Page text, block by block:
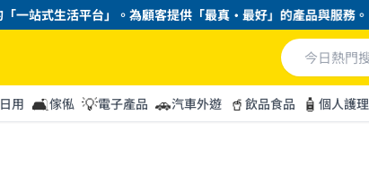
站式生活平台」。為顧客提供「最真・最好」的產品與服務。
用 🛋️傢俬 💡電子產品 🚗汽車外遊 🥤 飲品食品 🧴 個人護理